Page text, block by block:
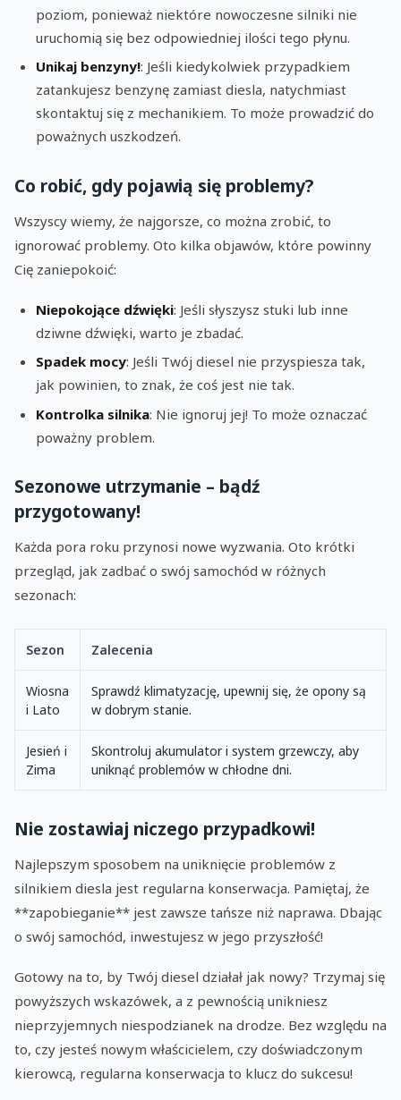
poziom, ponieważ niektóre nowoczesne silniki nie
uruchomią się bez odpowiedniej ilości tego płynu.
Unikaj benzyny!: Jeśli kiedykolwiek przypadkiem
zatankujesz benzynę zamiast diesla, natychmiast
skontaktuj się z mechanikiem. To może prowadzić do
poważnych uszkodzeń.
Co robić, gdy pojawią się problemy?
Wszyscy wiemy, że najgorsze, co można zrobić, to
ignorować problemy. Oto kilka objawów, które powinny
Cię zaniepokoić:
Niepokojące dźwięki: Jeśli słyszysz stuki lub inne
dziwne dźwięki, warto je zbadać.
Spadek mocy: Jeśli Twój diesel nie przyspiesza tak,
jak powinien, to znak, że coś jest nie tak.
Kontrolka silnika: Nie ignoruj jej! To może oznaczać
poważny problem.
Sezonowe utrzymanie – bądź
przygotowany!
Każda pora roku przynosi nowe wyzwania. Oto krótki
przegląd, jak zadbać o swój samochód w różnych
sezonach:
Sezon Zalecenia
Wiosna
i Lato
Sprawdź klimatyzację, upewnij się, że opony są
w dobrym stanie.
Jesień i
Zima
Skontroluj akumulator i system grzewczy, aby
uniknąć problemów w chłodne dni.
Nie zostawiaj niczego przypadkowi!
Najlepszym sposobem na uniknięcie problemów z
silnikiem diesla jest regularna konserwacja. Pamiętaj, że
**zapobieganie** jest zawsze tańsze niż naprawa. Dbając
o swój samochód, inwestujesz w jego przyszłość!
Gotowy na to, by Twój diesel działał jak nowy? Trzymaj się
powyższych wskazówek, a z pewnością unikniesz
nieprzyjemnych niespodzianek na drodze. Bez względu na
to, czy jesteś nowym właścicielem, czy doświadczonym
kierowcą, regularna konserwacja to klucz do sukcesu!